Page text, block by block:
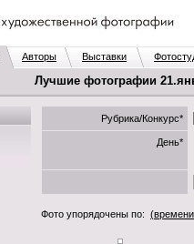
Авторы Выставки
Лучшие фотографии
Рубрика/Конкурс*
День*
Фото упорядочены по: (времени